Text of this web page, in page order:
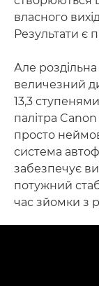
власного
Результати є
Але
величезний
13,3
палітра
просто
система
забезпечує
потужний
час зйомки з